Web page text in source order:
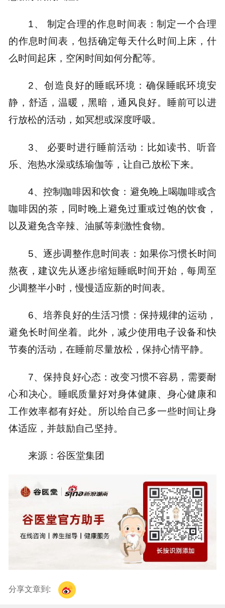
1、 制定合理的作息时间表：制定一个合理
的作息时间表，包括确定每天什么时间上床，什
么时间起床，空闲时间如何分配等。
2、创造良好的睡眠环境：确保睡眠环境安
静，舒适，温暖，黑暗，通风良好。睡前可以进
行放松的活动，如冥想或深度呼吸。
3、 必要时进行睡前活动：比如读书、听音
乐、泡热水澡或练瑜伽等，让自己放松下来。
4、控制咖啡因和饮食：避免晚上喝咖啡或含
咖啡因的茶，同时晚上避免过重或过饱的饮食，
以及避免含辛辣、油腻等刺激性食物。
5、逐步调整作息时间表：如果你习惯长时间
熬夜，建议先从逐步缩短睡眠时间开始，每周至
少调整半小时，慢慢适应新的时间表。
6、培养良好的生活习惯：保持规律的运动，
避免长时间坐着。此外，减少使用电子设备和快
节奏的活动，在睡前尽量放松，保持心情平静。
7、保持良好心态：改变习惯不容易，需要耐
心和决心。睡眠质量好对身体健康、身心健康和
工作效率都有好处。所以给自己多一些时间让身
体适应，并鼓励自己坚持。
来源：谷医堂集团
分享文章到: